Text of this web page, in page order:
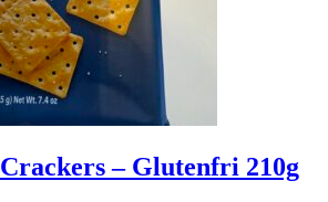
– Glutenfri 210g